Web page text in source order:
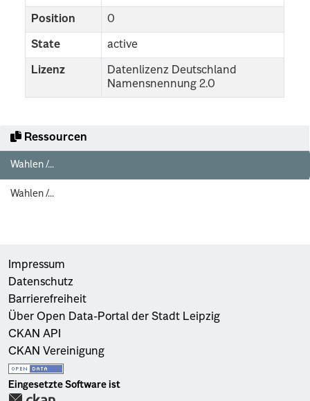
Ressourcen
Wahlen /...
Wahlen /...
Position 0
State active
Lizenz
Datenlizenz Deutschland
Namensnennung 2.0
Impressum
Datenschutz
Barrierefreiheit
Über Open Data-Portal der Stadt Leipzig
CKAN API
CKAN Vereinigung
Eingesetzte Software ist